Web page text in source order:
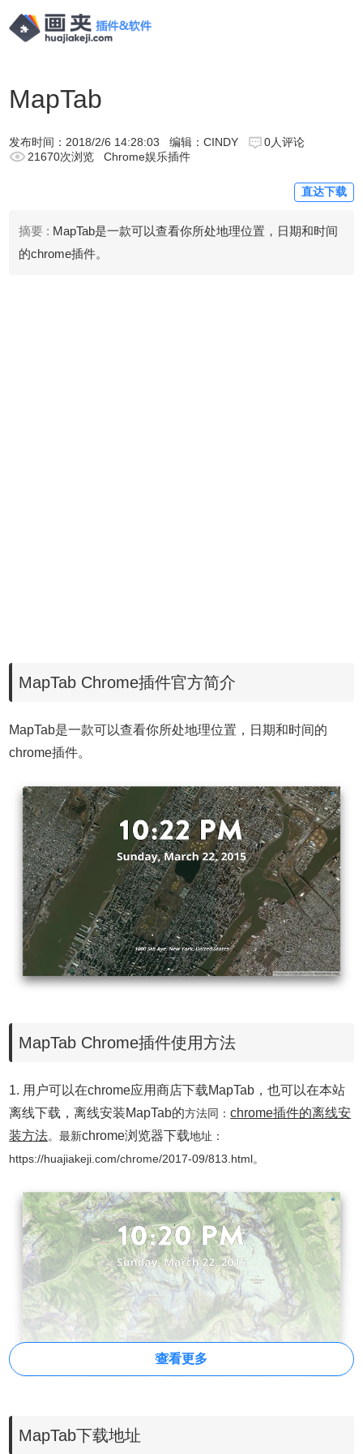
MapTab
发布时间： 2018/2/6 14:28:03 编辑：CINDY
0人评论
21670次浏览
Chrome娱乐插件
直达下载
摘要 : MapTab是一款可以查看你所处地理位置，日期和时间
的chrome插件。
MapTab Chrome插件官方简介
MapTab是一款可以查看你所处地理位置，日期和时间的
chrome插件。
MapTab Chrome插件使用方法
1. 用户可以在chrome应用商店下载MapTab，也可以在本站
离线下载，离线安装MapTab的方法同：chrome插件的离线安
装方法。最新chrome浏览器下载地址：
https://huajiakeji.com/chrome/2017-09/813.html。
查看更多
MapTab下载地址